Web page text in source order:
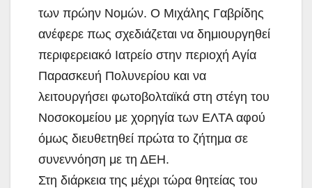
των πρώην Νομών. Ο Μιχάλης Γαβρίδης
ανέφερε πως σχεδιάζεται να δημιουργηθεί
περιφερειακό Ιατρείο στην περιοχή Αγία
Παρασκευή Πολυνερίου και να
λειτουργήσει φωτοβολταϊκά στη στέγη του
Νοσοκομείου με χορηγία των ΕΛΤΑ αφού
όμως διευθετηθεί πρώτα το ζήτημα σε
συνεννόηση με τη ΔΕΗ.
Στη διάρκεια της μέχρι τώρα θητείας του